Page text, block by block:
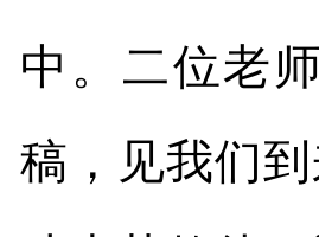
中。二位老
稿，见我们